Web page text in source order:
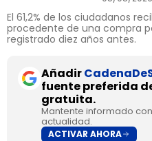
El 61,2% de los ciudadanos
procedente de una compra
registrado diez años antes.
Añadir
fuente preferida
gratuita.
Mantente informado
actualidad.
ACTIVAR AHORA